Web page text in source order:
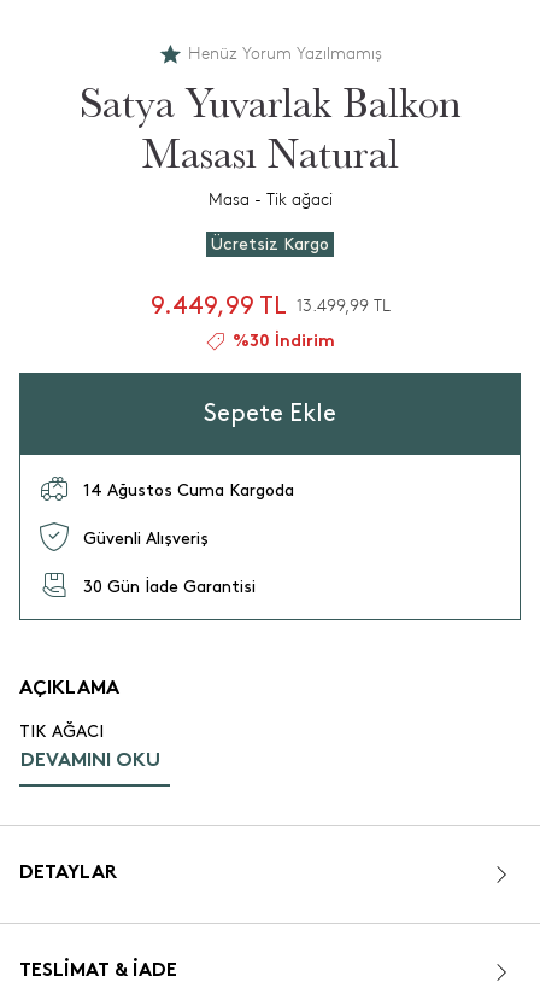
Henüz Yorum Yazılmamış
Satya Yuvarlak Balkon
Masası Natural
Masa - Tik ağaci
Ücretsiz Kargo
9.449,99 TL 13.499,99 TL
%30 İndirim
Sepete Ekle
14 Ağustos Cuma Kargoda
Güvenli Alışveriş
30 Gün İade Garantisi
AÇIKLAMA
TIK AĞACI
DEVAMINI OKU
DETAYLAR
TESLIMAT & İADE